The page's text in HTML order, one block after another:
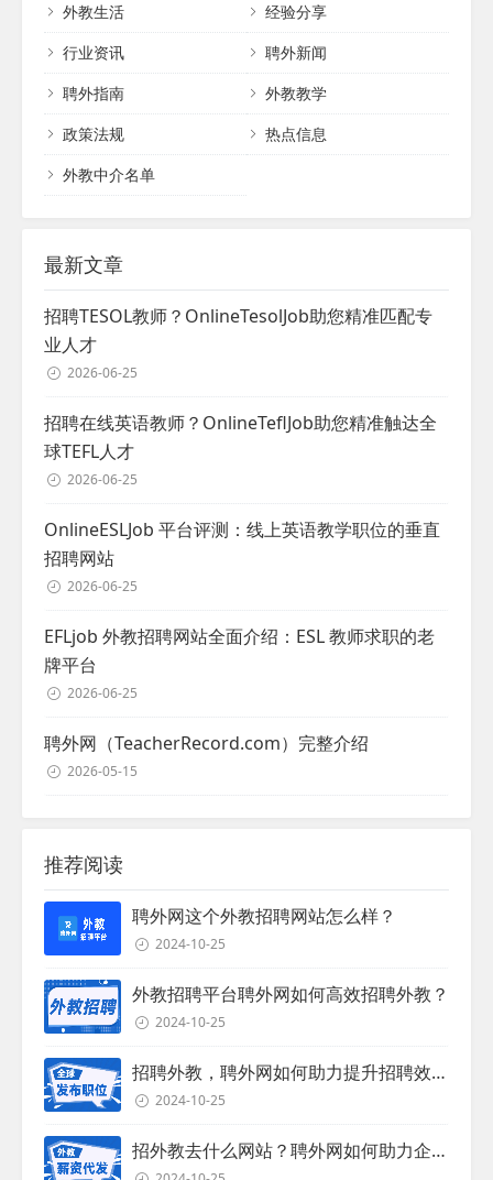
历，达成与外教的合作关系，需要先奠定合
作基础。首先，建立成功的合作关系需要在
供实用的见解和专家建议，帮助教育机构成
功完成这一任务。 一、明确目标与资格 在启
动招聘流程之前，首先要明确机构的目标和
需求。这包括确定所需的教师资格、专业领
域、教学风格以及期望的文化适应性。通过
明确这些要求，可以更有针对性地寻找合适
外教生活
经验分享
行业资讯
聘外新闻
聘外指南
外教教学
政策法规
热点信息
外教中介名单
最新文章
招聘TESOL教师？OnlineTesolJob助您精准匹配专
业人才
2026-06-25
招聘在线英语教师？OnlineTeflJob助您精准触达全
球TEFL人才
2026-06-25
OnlineESLJob 平台评测：线上英语教学职位的垂直
招聘网站
2026-06-25
EFLjob 外教招聘网站全面介绍：ESL 教师求职的老
牌平台
2026-06-25
聘外网（TeacherRecord.com）完整介绍
2026-05-15
推荐阅读
聘外网这个外教招聘网站怎么样？
2024-10-25
外教招聘平台聘外网如何高效招聘外教？
2024-10-25
招聘外教，聘外网如何助力提升招聘效率？
2024-10-25
招外教去什么网站？聘外网如何助力企业外教招聘